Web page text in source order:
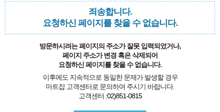
죄송합니다.
요청하신 페이지를 찾을 수 없습니다.
방문하시려는 페이지의 주소가 잘못 입력되었거나,
페이지 주소가 변경 혹은 삭제되어
요청하신 페이지를 찾을 수 없습니다.
이후에도 지속적으로 동일한 문제가 발생할 경우
마트잡 고객센터로 문의하여 주시기 바랍니다.
고객센터 :02)851-0815